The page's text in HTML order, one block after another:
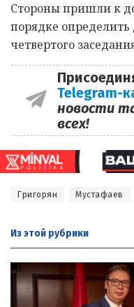
Стороны пришли к
порядке
четвертого
Telegram-
новости
всех!
Григорян Мустафаев
Из этой рубрики